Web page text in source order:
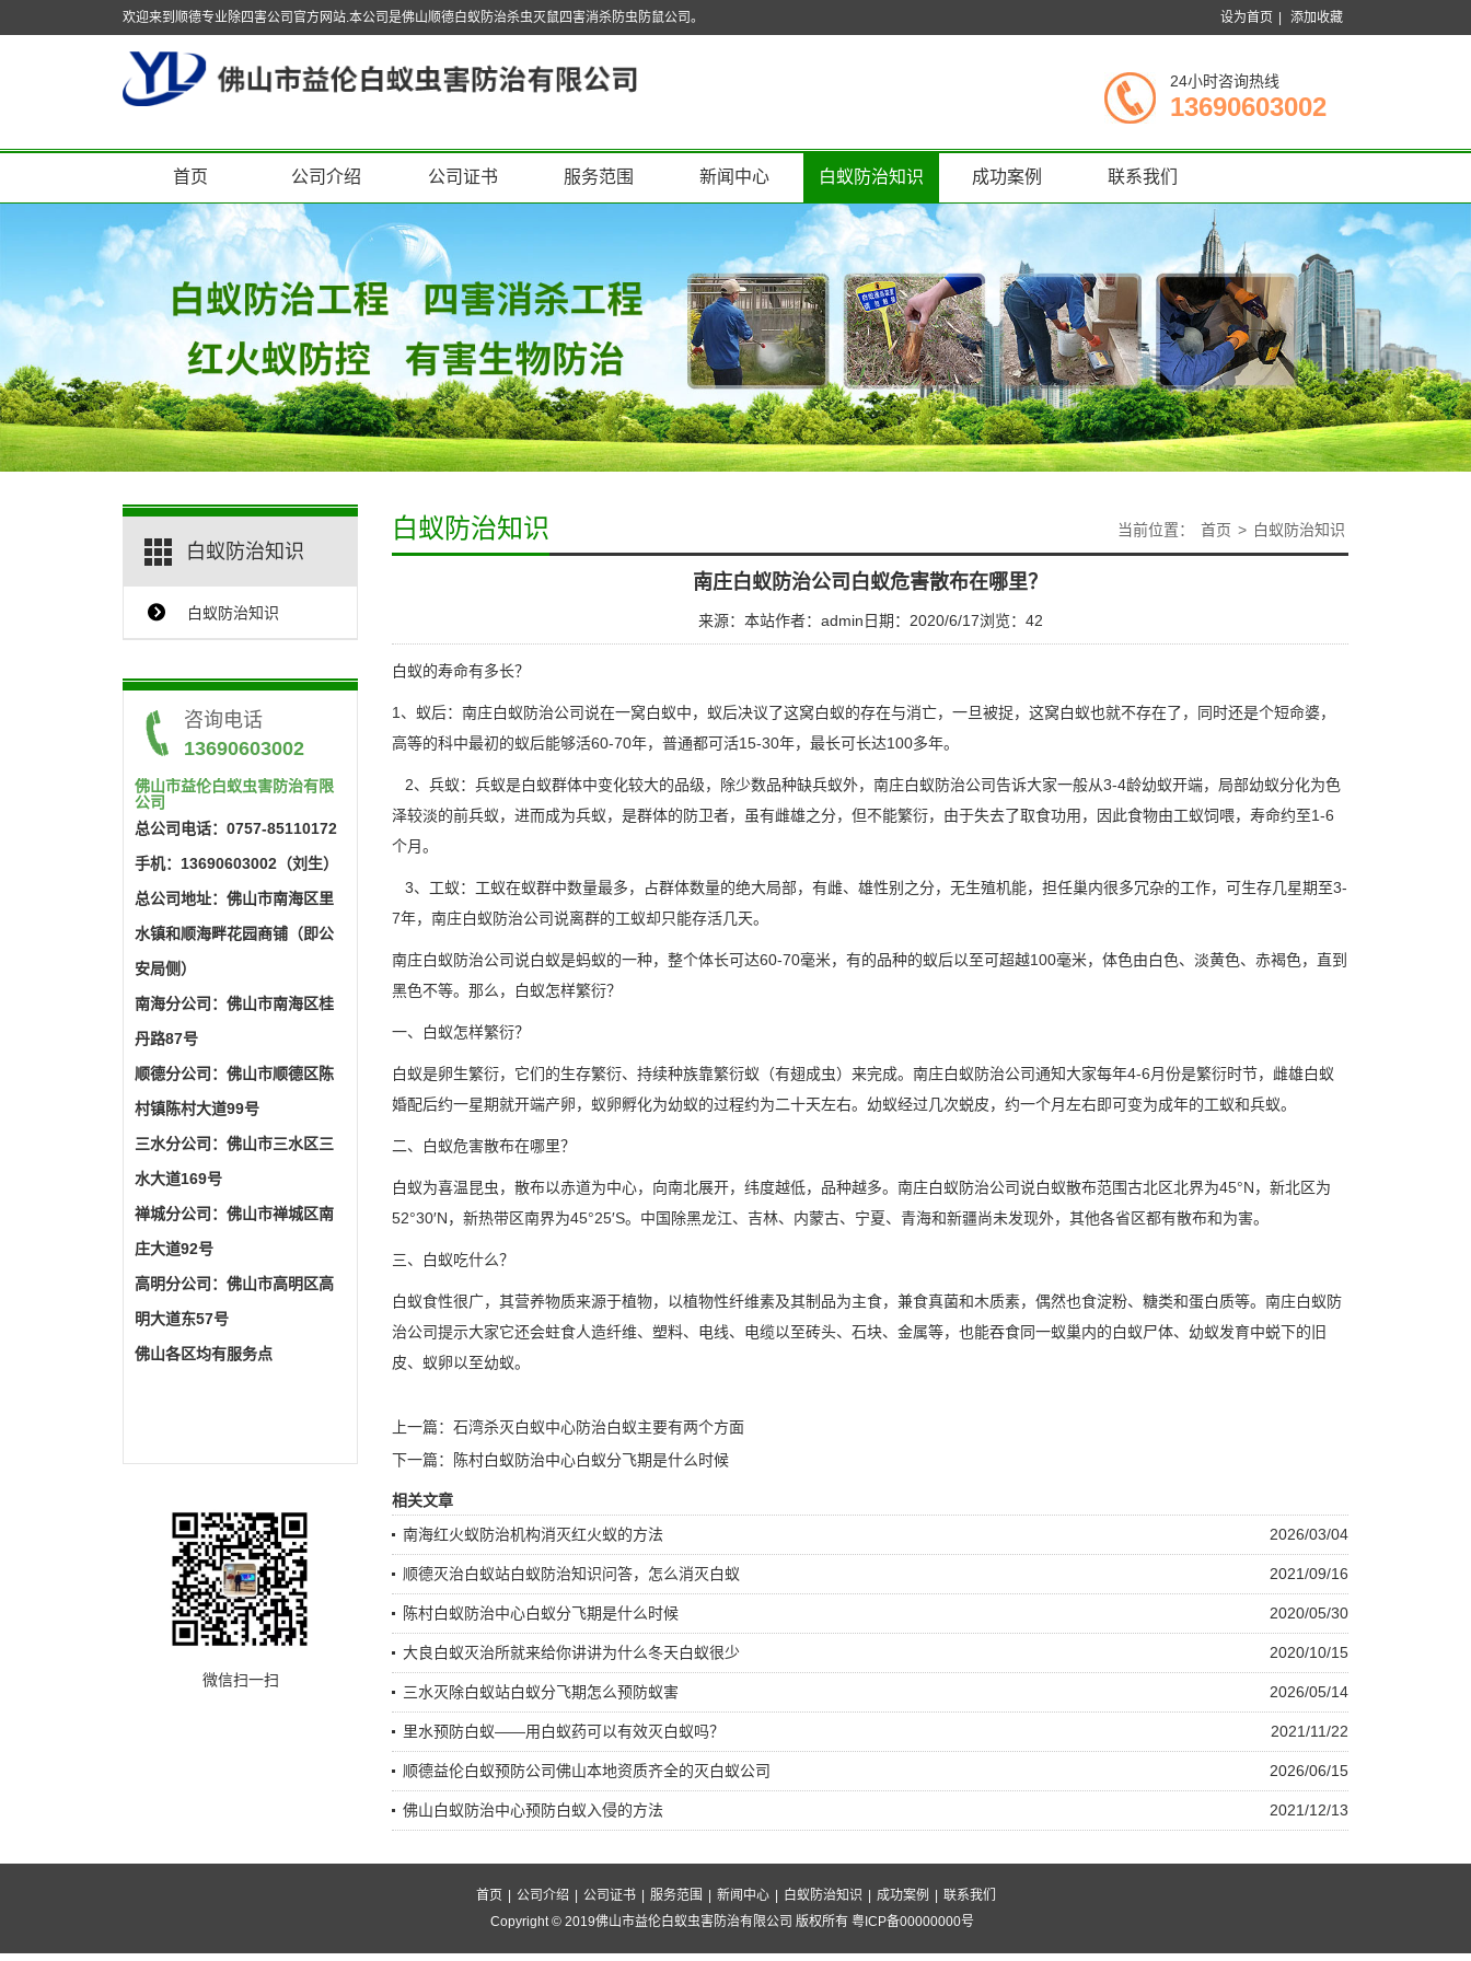
欢迎来到顺德专业除四害公司官方网站.本公司是佛山顺德白蚁防治杀虫灭鼠四害消杀防虫防鼠公司。 设为首页 添加收藏
24小时咨询热线
13690603002
首页 公司介绍 公司证书 服务范围 新闻中心 白蚁防治知识 成功案例 联系我们
白蚁防治知识
{$ClassName_en}
白蚁防治知识
咨询电话
13690603002
佛山市益伦白蚁虫害防治有限
公司
总公司电话：0757-85110172
手机：13690603002（刘生）
总公司地址：佛山市南海区里
水镇和顺海畔花园商铺（即公
安局侧）
南海分公司：佛山市南海区桂
丹路87号
顺德分公司：佛山市顺德区陈
村镇陈村大道99号
三水分公司：佛山市三水区三
水大道169号
禅城分公司：佛山市禅城区南
庄大道92号
高明分公司：佛山市高明区高
明大道东57号
佛山各区均有服务点
微信扫一扫
白蚁防治知识 当前位置： 首页 > 白蚁防治知识
南庄白蚁防治公司白蚁危害散布在哪里？
来源：本站作者：admin 日期：2020/6/17浏览： 42
白蚁的寿命有多长？
1、蚁后：南庄白蚁防治公司说在一窝白蚁中，蚁后决议了这窝白蚁的存在与消亡，一旦被捉，这窝白蚁也就不存在了，同时还是个短命婆，
高等的科中最初的蚁后能够活60-70年，普通都可活15-30年，最长可长达100多年。
2、兵蚁：兵蚁是白蚁群体中变化较大的品级，除少数品种缺兵蚁外，南庄白蚁防治公司告诉大家一般从3-4龄幼蚁开端，局部幼蚁分化为色
泽较淡的前兵蚁，进而成为兵蚁，是群体的防卫者，虽有雌雄之分，但不能繁衍，由于失去了取食功用，因此食物由工蚁饲喂，寿命约至1-6
个月。
3、工蚁：工蚁在蚁群中数量最多，占群体数量的绝大局部，有雌、雄性别之分，无生殖机能，担任巢内很多冗杂的工作，可生存几星期至3-
7年，南庄白蚁防治公司说离群的工蚁却只能存活几天。
南庄白蚁防治公司说白蚁是蚂蚁的一种，整个体长可达60-70毫米，有的品种的蚁后以至可超越100毫米，体色由白色、淡黄色、赤褐色，直到
黑色不等。那么，白蚁怎样繁衍？
一、白蚁怎样繁衍？
白蚁是卵生繁衍，它们的生存繁衍、持续种族靠繁衍蚁（有翅成虫）来完成。南庄白蚁防治公司通知大家每年4-6月份是繁衍时节，雌雄白蚁
婚配后约一星期就开端产卵，蚁卵孵化为幼蚁的过程约为二十天左右。幼蚁经过几次蜕皮，约一个月左右即可变为成年的工蚁和兵蚁。
二、 白蚁危害散布在哪里？
白蚁为喜温昆虫，散布以赤道为中心，向南北展开，纬度越低，品种越多。南庄白蚁防治公司说白蚁散布范围古北区北界为45°N，新北区为
52°30′N，新热带区南界为45°25′S。中国除黑龙江、吉林、内蒙古、宁夏、青海和新疆尚未发现外，其他各省区都有散布和为害。
三、白蚁吃什么？
白蚁食性很广，其营养物质来源于植物，以植物性纤维素及其制品为主食，兼食真菌和木质素，偶然也食淀粉、糖类和蛋白质等。南庄白蚁防
治公司提示大家它还会蛀食人造纤维、塑料、电线、电缆以至砖头、石块、金属等，也能吞食同一蚁巢内的白蚁尸体、幼蚁发育中蜕下的旧
皮、蚁卵以至幼蚁。
上一篇：石湾杀灭白蚁中心防治白蚁主要有两个方面
下一篇： 陈村白蚁防治中心白蚁分飞期是什么时候
相关文章
2026/03/04
南海红火蚁防治机构消灭红火蚁的方法
2021/09/16
顺德灭治白蚁站白蚁防治知识问答，怎么消灭白蚁
2020/05/30
陈村白蚁防治中心白蚁分飞期是什么时候
2020/10/15
大良白蚁灭治所就来给你讲讲为什么冬天白蚁很少
2026/05/14
三水灭除白蚁站白蚁分飞期怎么预防蚁害
2021/11/22
里水预防白蚁——用白蚁药可以有效灭白蚁吗？
2026/06/15
顺德益伦白蚁预防公司佛山本地资质齐全的灭白蚁公司
2021/12/13
佛山白蚁防治中心预防白蚁入侵的方法
首页 公司介绍 公司证书 服务范围 新闻中心 白蚁防治知识 成功案例
联系我们
Copyright © 2019佛山市益伦白蚁虫害防治有限公司 版权所有 粤ICP备00000000号